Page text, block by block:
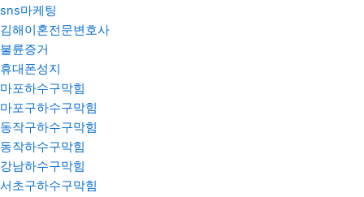
sns마케팅
김해이혼전문변호사
불륜증거
휴대폰성지
마포하수구막힘
마포구하수구막힘
동작구하수구막힘
동작하수구막힘
강남하수구막힘
서초구하수구막힘